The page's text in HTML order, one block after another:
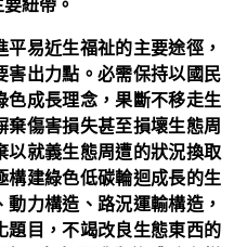
紐帶。
易近生福祉的主要途徑，
害出力點。必需保持以國民
色成長理念，果斷不移走生
傷害損失甚至損壞生態周
以就義生態周遭的狀況換取
構建綠色低碳輪迴成長的生
力構造、路況運輸構造，
題目，不竭改良生態東西的